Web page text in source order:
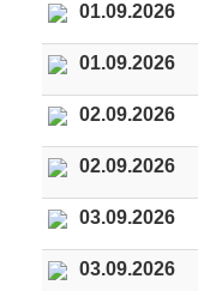
01.09.2026
01.09.2026
02.09.2026
02.09.2026
03.09.2026
03.09.2026